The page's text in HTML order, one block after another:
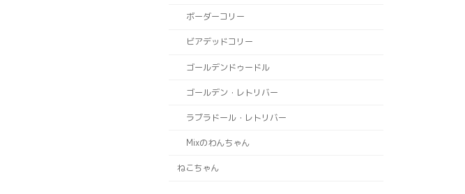
ボーダーコリー
ビアデッドコリー
ゴールデンドゥードル
ゴールデン・レトリバー
ラブラドール・レトリバー
Mixのわんちゃん
ねこちゃん